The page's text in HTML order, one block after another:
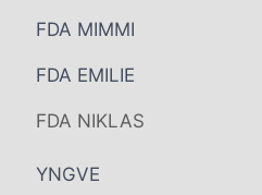
FDA MIMMI
FDA EMILIE
FDA NIKLAS
YNGVE